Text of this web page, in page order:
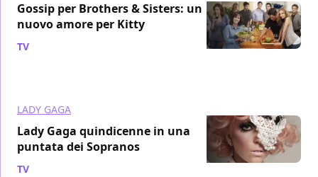
Gossip per Brothers & Sisters: un
nuovo amore per Kitty
TV
LADY GAGA
Lady Gaga quindicenne in una
puntata dei Sopranos
TV